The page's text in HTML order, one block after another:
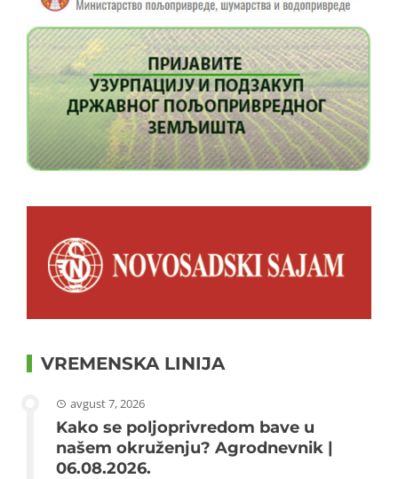
VREMENSKA LINIJA
avgust 7, 2026
Kako se poljoprivredom bave u
našem okruženju? Agrodnevnik |
06.08.2026.